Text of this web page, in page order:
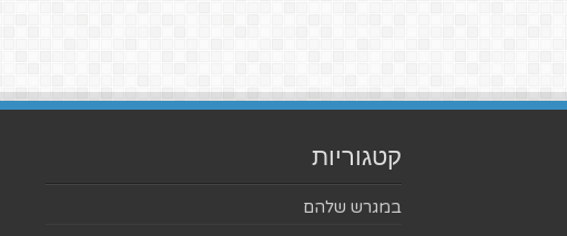
קטגוריות
במגרש שלהם